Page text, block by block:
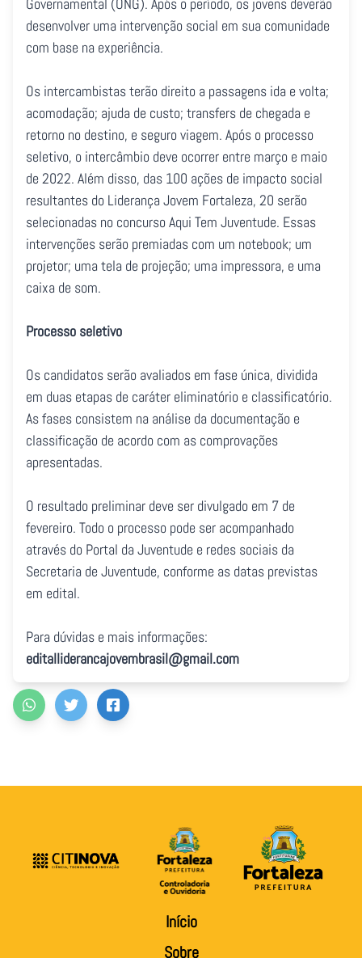
desenvolver uma intervenção social em sua comunidade
com base na experiência.
Os intercambistas terão direito a passagens ida e volta;
acomodação; ajuda de custo; transfers de chegada e
retorno no destino, e seguro viagem. Após o processo
seletivo, o intercâmbio deve ocorrer entre março e maio
de 2022. Além disso, das 100 ações de impacto social
resultantes do Liderança Jovem Fortaleza, 20 serão
selecionadas no concurso Aqui Tem Juventude. Essas
intervenções serão premiadas com um notebook; um
projetor; uma tela de projeção; uma impressora, e uma
caixa de som.
Processo seletivo
Os candidatos serão avaliados em fase única, dividida
em duas etapas de caráter eliminatório e classificatório.
As fases consistem na análise da documentação e
classificação de acordo com as comprovações
apresentadas.
O resultado preliminar deve ser divulgado em 7 de
fevereiro. Todo o processo pode ser acompanhado
através do Portal da Juventude e redes sociais da
Secretaria de Juventude, conforme as datas previstas
em edital.
Para dúvidas e mais informações:
editalliderancajovembrasil@gmail.com
Início
Sobre